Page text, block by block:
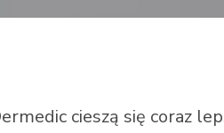
cieszą się coraz